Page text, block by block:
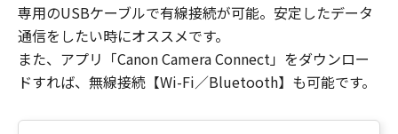
専用のUSBケーブルで有線接続が可能。安定したデータ
通信をしたい時にオススメです。
また、アプリ「Canon Camera Connect」をダウンロー
ドすれば、無線接続【Wi-Fi／Bluetooth】も可能です。